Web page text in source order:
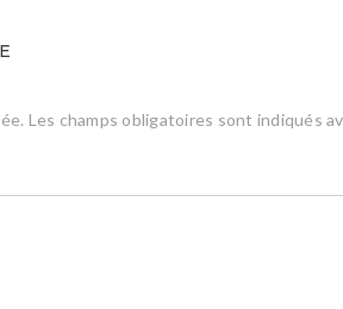
Les champs obligatoires sont indiqués